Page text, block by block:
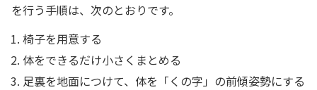
を行う手順は、次のとおりです。
椅子を用意する
体をできるだけ小さくまとめる
足裏を地面につけて、体を「くの字」の前傾姿勢にする